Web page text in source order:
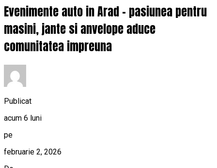
Evenimente auto in Arad – pasiunea pentru
masini, jante si anvelope aduce
comunitatea impreuna
Publicat
acum 6 luni
pe
februarie 2, 2026